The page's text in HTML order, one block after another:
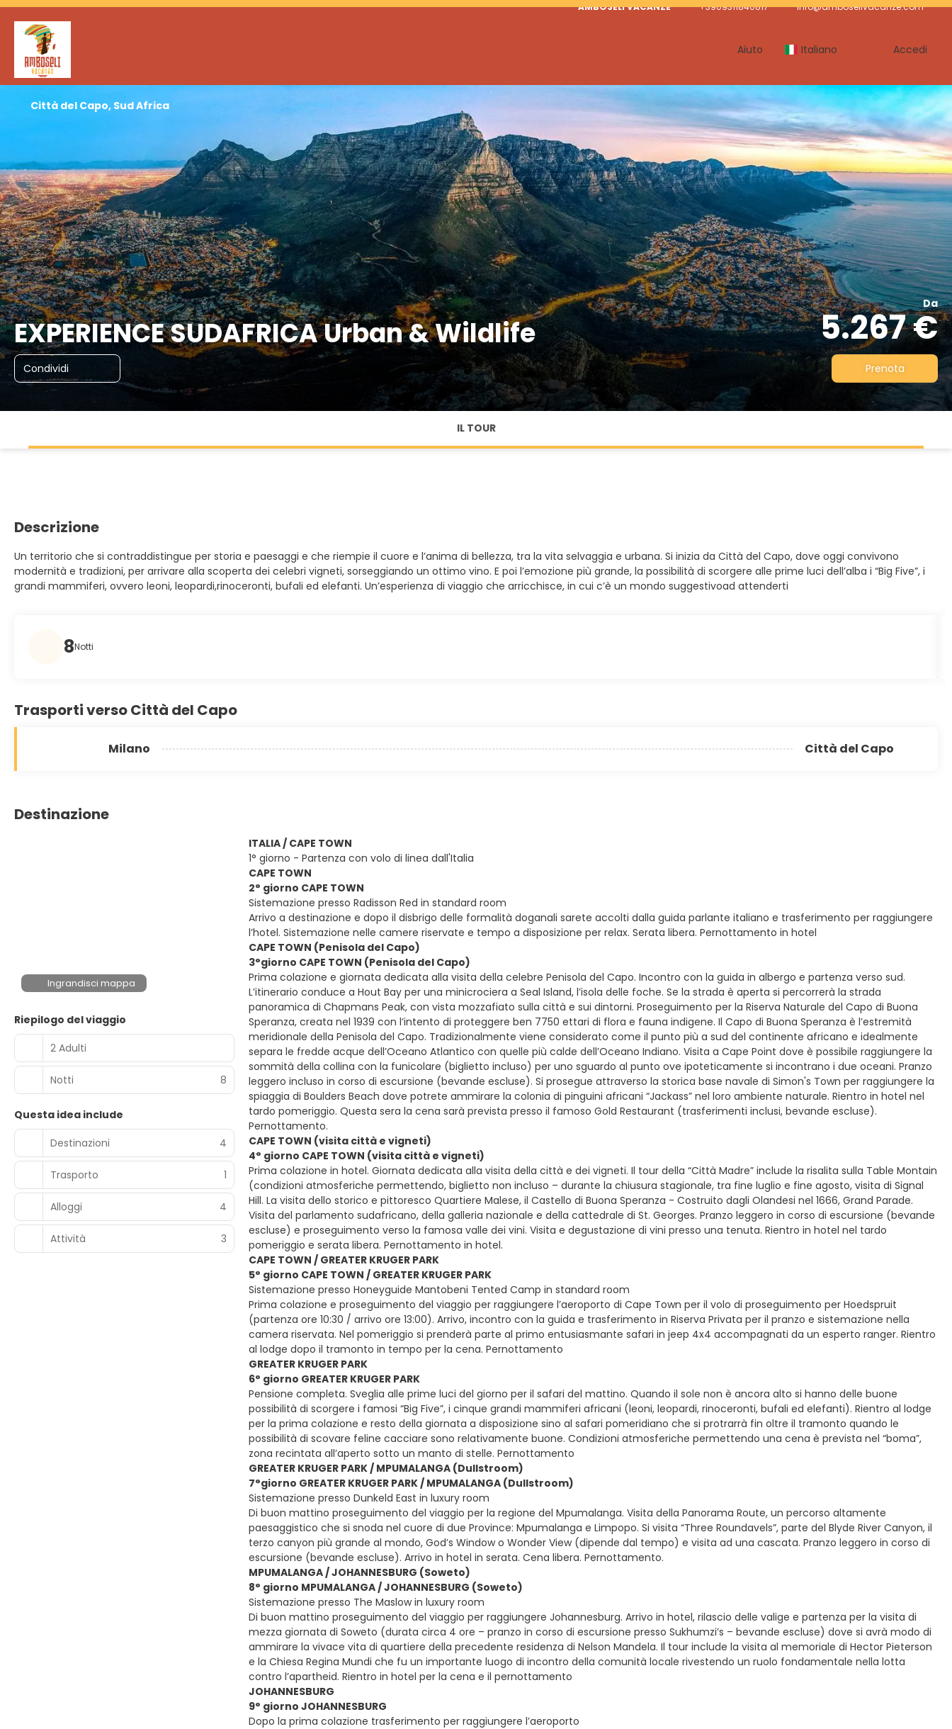
AMBOSELI VACANZE +3909311840817 info@amboselivacanze.com
Aiuto Italiano Accedi
EXPERIENCE SUDAFRICA Urban & Wildlife
Da
5.267 €
Condividi Prenota
Città del Capo, Sud Africa
IL TOUR
Descrizione
Un territorio che si contraddistingue per storia e paesaggi e che riempie il cuore e l’anima di bellezza, tra la vita selvaggia e urbana. Si inizia da Città del Capo, dove oggi convivono
modernità e tradizioni, per arrivare alla scoperta dei celebri vigneti, sorseggiando un ottimo vino. E poi l’emozione più grande, la possibilità di scorgere alle prime luci dell’alba i “Big Five”, i
grandi mammiferi, ovvero leoni, leopardi,rinoceronti, bufali ed elefanti. Un’esperienza di viaggio che arricchisce, in cui c’è un mondo suggestivoad attenderti
8Notti
Trasporti verso Città del Capo
Milano Città del Capo
Destinazione
Ingrandisci mappa
Riepilogo del viaggio
2 Adulti
Notti 8
Questa idea include
Destinazioni
4
Trasporto 1
Alloggi 4
Attività 3
ITALIA / CAPE TOWN
1° giorno - Partenza con volo di linea dall'Italia
CAPE TOWN
2° giorno CAPE TOWN
Sistemazione presso Radisson Red in standard room
Arrivo a destinazione e dopo il disbrigo delle formalità doganali sarete accolti dalla guida parlante italiano e trasferimento per raggiungere
l’hotel. Sistemazione nelle camere riservate e tempo a disposizione per relax. Serata libera. Pernottamento in hotel
CAPE TOWN (Penisola del Capo)
3°giorno CAPE TOWN (Penisola del Capo)
Prima colazione e giornata dedicata alla visita della celebre Penisola del Capo. Incontro con la guida in albergo e partenza verso sud.
L’itinerario conduce a Hout Bay per una minicrociera a Seal Island, l’isola delle foche. Se la strada è aperta si percorrerà la strada
panoramica di Chapmans Peak, con vista mozzafiato sulla città e sui dintorni. Proseguimento per la Riserva Naturale del Capo di Buona
Speranza, creata nel 1939 con l’intento di proteggere ben 7750 ettari di flora e fauna indigene. Il Capo di Buona Speranza è l’estremità
meridionale della Penisola del Capo. Tradizionalmente viene considerato come il punto più a sud del continente africano e idealmente
separa le fredde acque dell’Oceano Atlantico con quelle più calde dell’Oceano Indiano. Visita a Cape Point dove è possibile raggiungere la
sommità della collina con la funicolare (biglietto incluso) per uno sguardo al punto ove ipoteticamente si incontrano i due oceani. Pranzo
leggero incluso in corso di escursione (bevande escluse). Si prosegue attraverso la storica base navale di Simon's Town per raggiungere la
spiaggia di Boulders Beach dove potrete ammirare la colonia di pinguini africani “Jackass” nel loro ambiente naturale. Rientro in hotel nel
tardo pomeriggio. Questa sera la cena sarà prevista presso il famoso Gold Restaurant (trasferimenti inclusi, bevande escluse).
Pernottamento.
CAPE TOWN (visita città e vigneti)
4° giorno CAPE TOWN (visita città e vigneti)
Prima colazione in hotel. Giornata dedicata alla visita della città e dei vigneti. Il tour della “Città Madre” include la risalita sulla Table Montain
(condizioni atmosferiche permettendo, biglietto non incluso – durante la chiusura stagionale, tra fine luglio e fine agosto, visita di Signal
Hill. La visita dello storico e pittoresco Quartiere Malese, il Castello di Buona Speranza - Costruito dagli Olandesi nel 1666, Grand Parade.
Visita del parlamento sudafricano, della galleria nazionale e della cattedrale di St. Georges. Pranzo leggero in corso di escursione (bevande
escluse) e proseguimento verso la famosa valle dei vini. Visita e degustazione di vini presso una tenuta. Rientro in hotel nel tardo
pomeriggio e serata libera. Pernottamento in hotel.
CAPE TOWN / GREATER KRUGER PARK
5° giorno CAPE TOWN / GREATER KRUGER PARK
Sistemazione presso Honeyguide Mantobeni Tented Camp in standard room
Prima colazione e proseguimento del viaggio per raggiungere l’aeroporto di Cape Town per il volo di proseguimento per Hoedspruit
(partenza ore 10:30 / arrivo ore 13:00). Arrivo, incontro con la guida e trasferimento in Riserva Privata per il pranzo e sistemazione nella
camera riservata. Nel pomeriggio si prenderà parte al primo entusiasmante safari in jeep 4x4 accompagnati da un esperto ranger. Rientro
al lodge dopo il tramonto in tempo per la cena. Pernottamento
GREATER KRUGER PARK
6° giorno GREATER KRUGER PARK
Pensione completa. Sveglia alle prime luci del giorno per il safari del mattino. Quando il sole non è ancora alto si hanno delle buone
possibilità di scorgere i famosi “Big Five”, i cinque grandi mammiferi africani (leoni, leopardi, rinoceronti, bufali ed elefanti). Rientro al lodge
per la prima colazione e resto della giornata a disposizione sino al safari pomeridiano che si protrarrà fin oltre il tramonto quando le
possibilità di scovare feline cacciare sono relativamente buone. Condizioni atmosferiche permettendo una cena è prevista nel “boma”,
zona recintata all’aperto sotto un manto di stelle. Pernottamento
GREATER KRUGER PARK / MPUMALANGA (Dullstroom)
7°giorno GREATER KRUGER PARK / MPUMALANGA (Dullstroom)
Sistemazione presso Dunkeld East in luxury room
Di buon mattino proseguimento del viaggio per la regione del Mpumalanga. Visita della Panorama Route, un percorso altamente
paesaggistico che si snoda nel cuore di due Province: Mpumalanga e Limpopo. Si visita “Three Roundavels”, parte del Blyde River Canyon, il
terzo canyon più grande al mondo, God’s Window o Wonder View (dipende dal tempo) e visita ad una cascata. Pranzo leggero in corso di
escursione (bevande escluse). Arrivo in hotel in serata. Cena libera. Pernottamento.
MPUMALANGA / JOHANNESBURG (Soweto)
8° giorno MPUMALANGA / JOHANNESBURG (Soweto)
Sistemazione presso The Maslow in luxury room
Di buon mattino proseguimento del viaggio per raggiungere Johannesburg. Arrivo in hotel, rilascio delle valige e partenza per la visita di
mezza giornata di Soweto (durata circa 4 ore – pranzo in corso di escursione presso Sukhumzi’s – bevande escluse) dove si avrà modo di
ammirare la vivace vita di quartiere della precedente residenza di Nelson Mandela. Il tour include la visita al memoriale di Hector Pieterson
e la Chiesa Regina Mundi che fu un importante luogo di incontro della comunità locale rivestendo un ruolo fondamentale nella lotta
contro l’apartheid. Rientro in hotel per la cena e il pernottamento
JOHANNESBURG
9° giorno JOHANNESBURG
Dopo la prima colazione trasferimento per raggiungere l’aeroporto